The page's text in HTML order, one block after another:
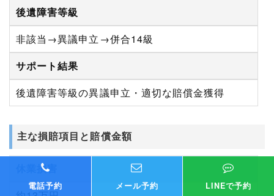
後遺障害等級
非該当→異議申立→併合14級
サポート結果
後遺障害等級の異議申立・適切な賠償金獲得
主な損賠項目と賠償金額
休業損害
電話予約 メール予約 LINEで予約